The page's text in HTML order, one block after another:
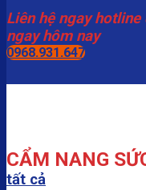
Liên hệ ngay
ngay hôm nay
0968.931.647
CẨM NANG
tất cả